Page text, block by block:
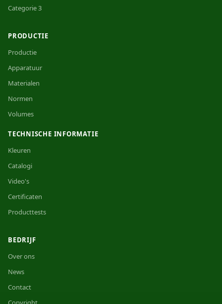
Categorie 3
PRODUCTIE
Productie
Apparatuur
Materialen
Normen
Volumes
TECHNISCHE INFORMATIE
Kleuren
Catalogi
Video's
Certificaten
Producttests
BEDRIJF
Over ons
News
Contact